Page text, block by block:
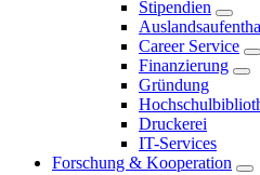
Stipendien
Career Service
Finanzierung
Gründung
Druckerei
IT-Services
Forschung & Kooperation